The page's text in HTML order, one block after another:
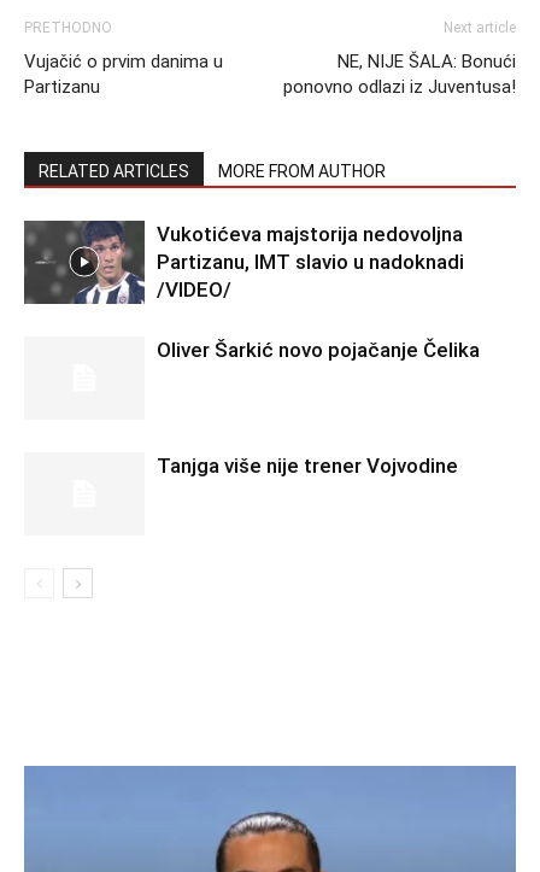
PRETHODNO
Vujačić o prvim danima u
Partizanu
Next article
NE, NIJE ŠALA: Bonući
ponovno odlazi iz Juventusa!
RELATED ARTICLES MORE FROM AUTHOR
Vukotićeva majstorija nedovoljna
Partizanu, IMT slavio u nadoknadi
/VIDEO/
Oliver Šarkić novo pojačanje Čelika
Tanjga više nije trener Vojvodine